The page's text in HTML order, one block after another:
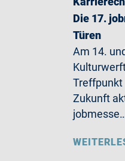
Die 17.
Türen
Am 14.
Treffpunkt
Zukunft